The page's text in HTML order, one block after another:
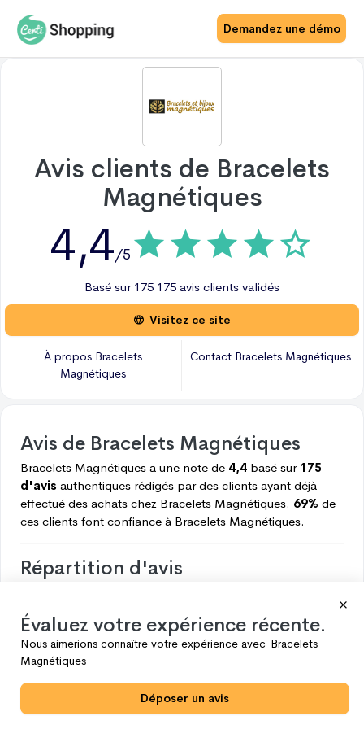
Demandez une démo
Avis clients de Bracelets
Magnétiques
4,4/5
Basé sur 175 175 avis clients validés
Visitez ce site
À propos Bracelets
Magnétiques
Contact Bracelets Magnétiques
Avis de Bracelets Magnétiques
Bracelets Magnétiques a une note de 4,4 basé sur 175
d'avis authentiques rédigés par des clients ayant déjà
effectué des achats chez Bracelets Magnétiques. 69% de
ces clients font confiance à Bracelets Magnétiques.
Répartition d'avis
5
4
Évaluez votre expérience récente.
Nous aimerions connaître votre expérience avec Bracelets
Magnétiques
Déposer un avis